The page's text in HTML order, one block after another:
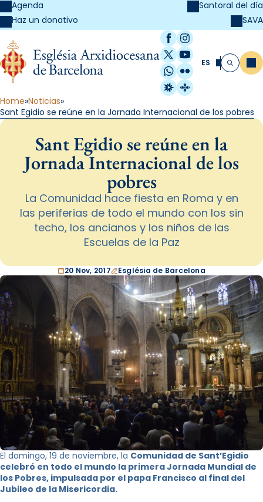
Agenda
Haz un donativo
Santoral del día
SAVA
Facebook
Instagram
X / Twitter
YouTube
WhatsApp
Flickr
Radio Estel
Catalunya
ES Buscar
Home Noticias
Sant Egidio se reúne en la Jornada Internacional de los pobres
Sant Egidio se reúne en la
Jornada Internacional de los
pobres
La Comunidad hace fiesta en Roma y en
las periferias de todo el mundo con los sin
techo, los ancianos y los niños de las
Escuelas de la Paz
20 Nov, 2017 Església de Barcelona
El domingo, 19 de noviembre, la Comunidad de Sant’Egidio
celebró en todo el mundo la primera Jornada Mundial de
los Pobres, impulsada por el papa Francisco al final del
Jubileo de la Misericordia.